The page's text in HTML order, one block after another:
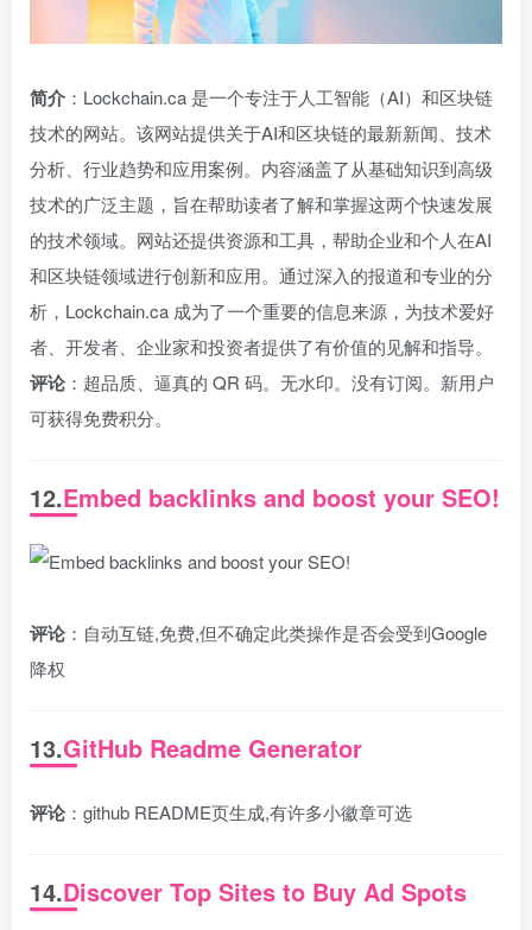
简介 ：Lockchain.ca 是一个专注于人工智能（AI）和区块链
技术的网站。该网站提供关于AI和区块链的最新新闻、技术
分析、行业趋势和应用案例。内容涵盖了从基础知识到高级
技术的广泛主题，旨在帮助读者了解和掌握这两个快速发展
的技术领域。网站还提供资源和工具，帮助企业和个人在AI
和区块链领域进行创新和应用。通过深入的报道和专业的分
析，Lockchain.ca 成为了一个重要的信息来源，为技术爱好
者、开发者、企业家和投资者提供了有价值的见解和指导。
评论：超品质、逼真的 QR 码。无水印。没有订阅。新用户
可获得免费积分。
12.Embed backlinks and boost your SEO!
评论：自动互链,免费,但不确定此类操作是否会受到Google
降权
13.GitHub Readme Generator
评论：github README页生成,有许多小徽章可选
14.Discover Top Sites to Buy Ad Spots